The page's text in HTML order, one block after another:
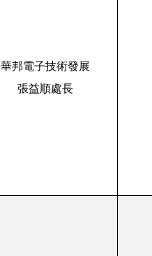
華邦電子技術發展
張益順處長